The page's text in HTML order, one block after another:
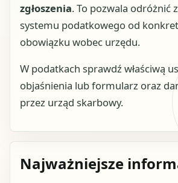
zgłoszenia. To pozwala odróżnić
systemu podatkowego od
obowiązku wobec urzędu.
W podatkach sprawdź właściwą
objaśnienia lub formularz oraz
przez urząd skarbowy.
Najważniejsze